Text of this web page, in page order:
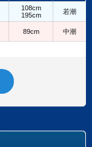
108cm
195cm
若潮
89cm 中潮